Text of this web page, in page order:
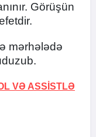
Görüşün
mərhələdə
VƏ ASSİSTLƏ